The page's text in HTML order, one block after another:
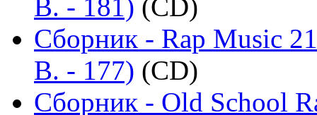
B. - 181) (CD)
Сборник - Rap Music
B. - 177) (CD)
Сборник - Old School